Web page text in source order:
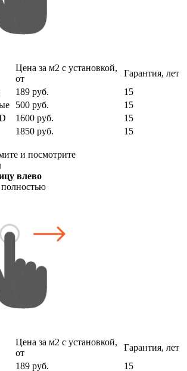
Цена за м2 с установкой,
от
Гарантия, лет
189 руб.
15
500 руб.
15
1600 руб.
15
1850 руб.
15
и посмотрите
влево
Цена за м2 с установкой,
от
Гарантия, лет
189 руб. 15